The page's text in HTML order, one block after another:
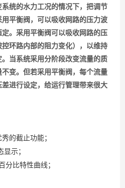
统的水力工况的情况下，把调节
平衡阀，可以吸收网路的压力波
。采用平衡阀可以吸收网路的压
环路内部的阻力变化），以维持
当系统采用分阶段改变流量的质
变。但若采用平衡阀，每个流量
进行设定，给运行管理带来很大
的截止功能；
示；
分比特性曲线；